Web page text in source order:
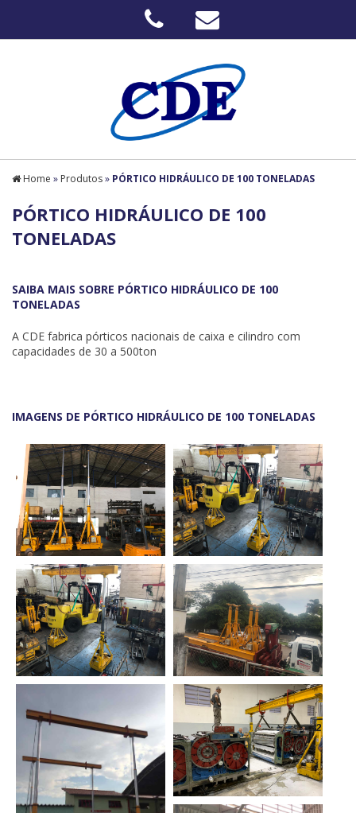
Home » Produtos» PÓRTICO HIDRÁULICO DE 100 TONELADAS
PÓRTICO HIDRÁULICO DE 100
TONELADAS
SAIBA MAIS SOBRE PÓRTICO HIDRÁULICO DE 100
TONELADAS
A CDE fabrica pórticos nacionais de caixa e cilindro com
capacidades de 30 a 500ton
IMAGENS DE PÓRTICO HIDRÁULICO DE 100 TONELADAS